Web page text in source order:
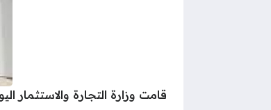
قامت وزارة التجارة والاستثمار اليوم الأربعاء